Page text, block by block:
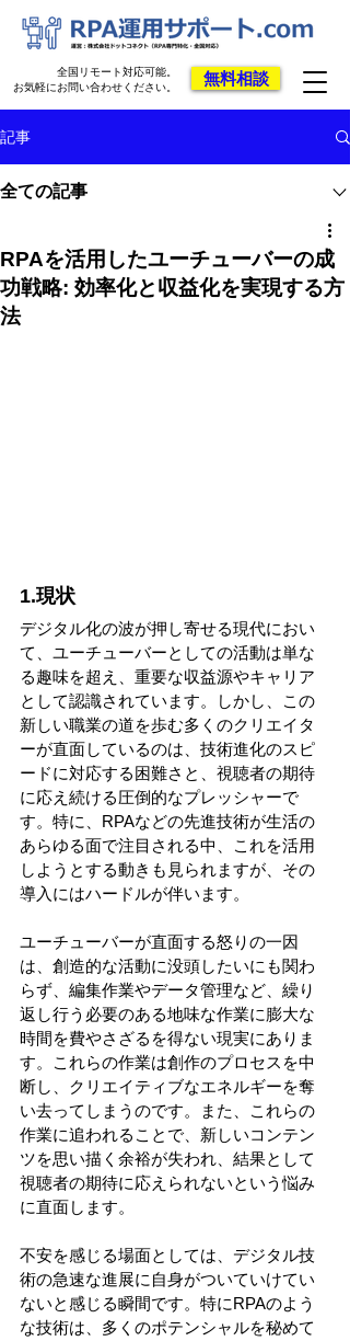
無料相談
全国リモート対応可能。
お気軽にお問い合わせください。
記事
全ての記事
RPAを活用したユーチューバーの成
功戦略: 効率化と収益化を実現する方
法
1.現状
デジタル化の波が押し寄せる現代におい
て、ユーチューバーとしての活動は単な
る趣味を超え、重要な収益源やキャリア
として認識されています。しかし、この
新しい職業の道を歩む多くのクリエイタ
ーが直面しているのは、技術進化のスピ
ードに対応する困難さと、視聴者の期待
に応え続ける圧倒的なプレッシャーで
す。特に、RPAなどの先進技術が生活の
あらゆる面で注目される中、これを活用
しようとする動きも見られますが、その
導入にはハードルが伴います。
ユーチューバーが直面する怒りの一因
は、創造的な活動に没頭したいにも関わ
らず、編集作業やデータ管理など、繰り
返し行う必要のある地味な作業に膨大な
時間を費やさざるを得ない現実にありま
す。これらの作業は創作のプロセスを中
断し、クリエイティブなエネルギーを奪
い去ってしまうのです。また、これらの
作業に追われることで、新しいコンテン
ツを思い描く余裕が失われ、結果として
視聴者の期待に応えられないという悩み
に直面します。
不安を感じる場面としては、デジタル技
術の急速な進展に自身がついていけてい
ないと感じる瞬間です。特にRPAのよう
な技術は、多くのポテンシャルを秘めて